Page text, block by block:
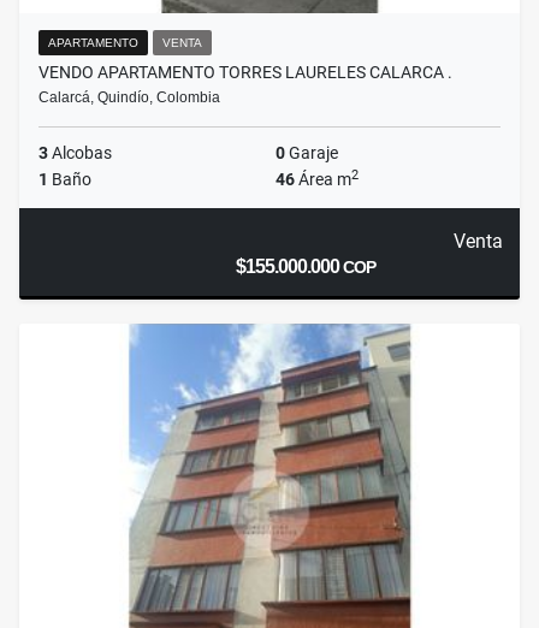
APARTAMENTO VENTA
VENDO APARTAMENTO TORRES LAURELES CALARCA .
Calarcá, Quindío, Colombia
3Alcobas 0Garaje
1 Baño 46Área m2
Venta
$155.000.000COP